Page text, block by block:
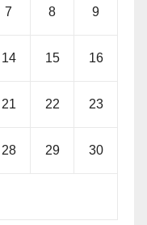
7 8 9
14 15 16
21 22 23
28 29 30